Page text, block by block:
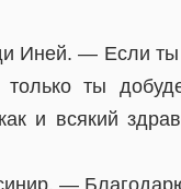
Иней. — Если
только ты
и всякий
—